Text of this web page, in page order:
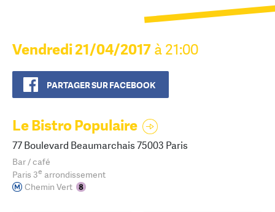
Vendredi 21/04/2017 à 21:00
PARTAGER SUR FACEBOOK
Le Bistro Populaire
77 Boulevard Beaumarchais 75003 Paris
Bar / café
Paris 3e arrondissement
Chemin Vert